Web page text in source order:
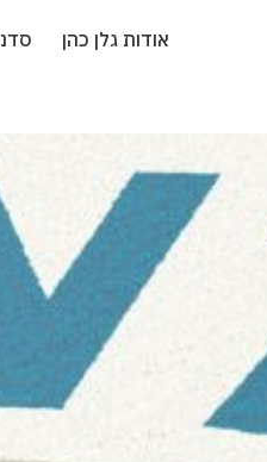
אודות גלן כהן